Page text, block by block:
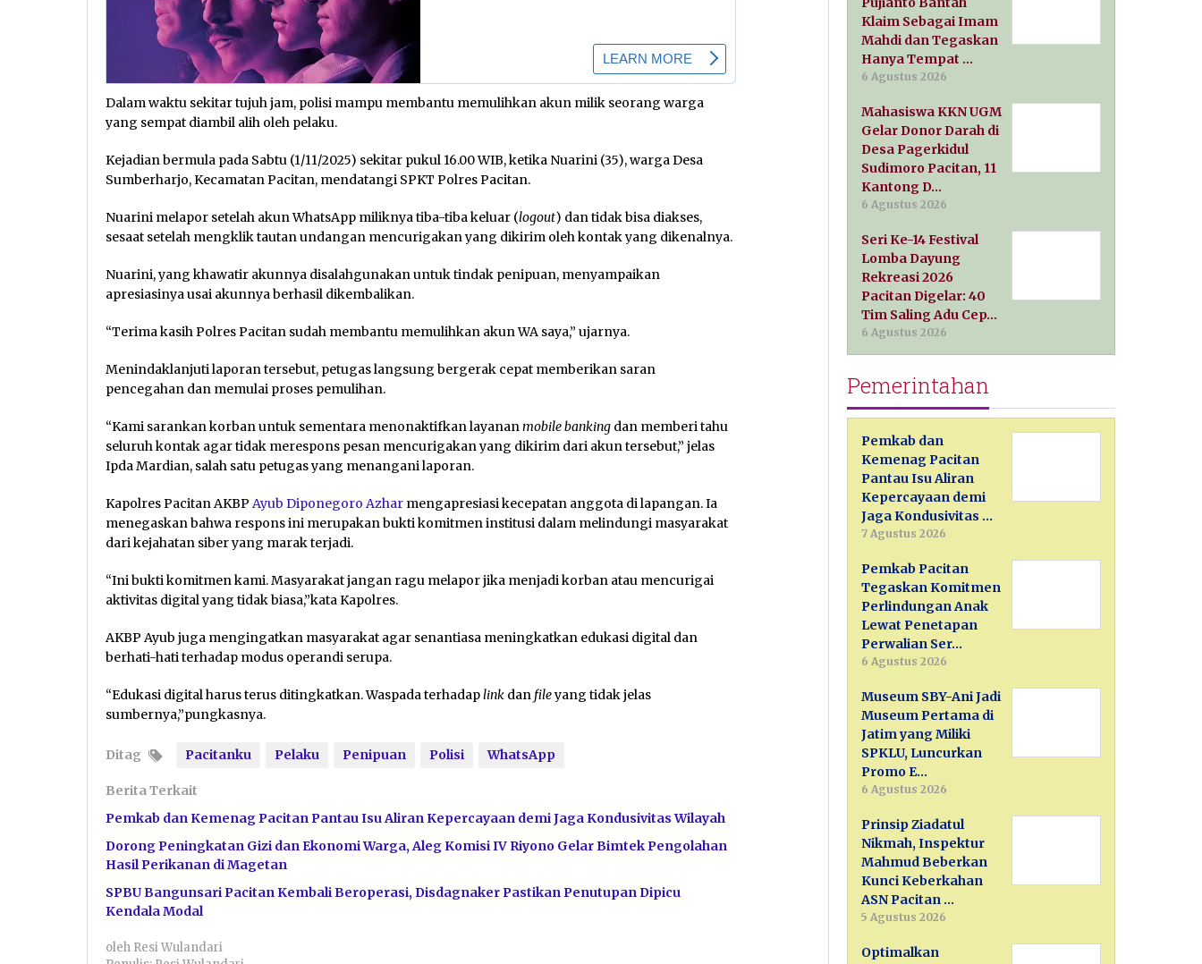
Dalam waktu sekitar tujuh jam, polisi mampu membantu memulihkan akun milik seorang warga
yang sempat diambil alih oleh pelaku.
Kejadian bermula pada Sabtu (1/11/2025) sekitar pukul 16.00 WIB, ketika Nuarini (35), warga Desa
Sumberharjo, Kecamatan Pacitan, mendatangi SPKT Polres Pacitan.
Nuarini melapor setelah akun WhatsApp miliknya tiba-tiba keluar (logout) dan tidak bisa diakses,
sesaat setelah mengklik tautan undangan mencurigakan yang dikirim oleh kontak yang dikenalnya.
Nuarini, yang khawatir akunnya disalahgunakan untuk tindak penipuan, menyampaikan
apresiasinya usai akunnya berhasil dikembalikan.
“Terima kasih Polres Pacitan sudah membantu memulihkan akun WA saya,” ujarnya.
Menindaklanjuti laporan tersebut, petugas langsung bergerak cepat memberikan saran
pencegahan dan memulai proses pemulihan.
“Kami sarankan korban untuk sementara menonaktifkan layananmobile banking dan memberi tahu
seluruh kontak agar tidak merespons pesan mencurigakan yang dikirim dari akun tersebut,” jelas
Ipda Mardian, salah satu petugas yang menangani laporan.
Kapolres Pacitan AKBP Ayub Diponegoro Azhar mengapresiasi kecepatan anggota di lapangan. Ia
menegaskan bahwa respons ini merupakan bukti komitmen institusi dalam melindungi masyarakat
dari kejahatan siber yang marak terjadi.
“Ini bukti komitmen kami. Masyarakat jangan ragu melapor jika menjadi korban atau mencurigai
aktivitas digital yang tidak biasa,”kata Kapolres.
AKBP Ayub juga mengingatkan masyarakat agar senantiasa meningkatkan edukasi digital dan
berhati-hati terhadap modus operandi serupa.
“Edukasi digital harus terus ditingkatkan. Waspada terhadaplink dan fileyang tidak jelas
sumbernya,”pungkasnya.
Ditag Pacitanku Pelaku Penipuan Polisi WhatsApp
Berita Terkait
Pemkab dan Kemenag Pacitan Pantau Isu Aliran Kepercayaan demi Jaga Kondusivitas Wilayah
Dorong Peningkatan Gizi dan Ekonomi Warga, Aleg Komisi IV Riyono Gelar Bimtek Pengolahan
Hasil Perikanan di Magetan
SPBU Bangunsari Pacitan Kembali Beroperasi, Disdagnaker Pastikan Penutupan Dipicu
Kendala Modal
oleh Resi Wulandari
Klaim Sebagai Imam
Mahdi dan Tegaskan
Hanya Tempat …
6 Agustus 2026
Mahasiswa KKN UGM
Gelar Donor Darah di
Desa Pagerkidul
Sudimoro Pacitan, 11
Kantong D…
6 Agustus 2026
Seri Ke-14 Festival
Lomba Dayung
Rekreasi 2026
Pacitan Digelar: 40
Tim Saling Adu Cep…
6 Agustus 2026
Pemerintahan
Pemkab dan
Kemenag Pacitan
Pantau Isu Aliran
Kepercayaan demi
Jaga Kondusivitas …
7 Agustus 2026
Pemkab Pacitan
Tegaskan Komitmen
Perlindungan Anak
Lewat Penetapan
Perwalian Ser…
6 Agustus 2026
Museum SBY-Ani Jadi
Museum Pertama di
Jatim yang Miliki
SPKLU, Luncurkan
Promo E…
6 Agustus 2026
Prinsip Ziadatul
Nikmah, Inspektur
Mahmud Beberkan
Kunci Keberkahan
ASN Pacitan …
5 Agustus 2026
Optimalkan